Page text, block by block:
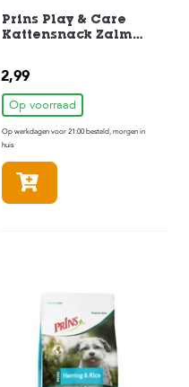
Prins Play & Care
Kattensnack Zalm
2,99
Op voorraad
Op werkdagen voor 21:00 besteld, morgen in
huis